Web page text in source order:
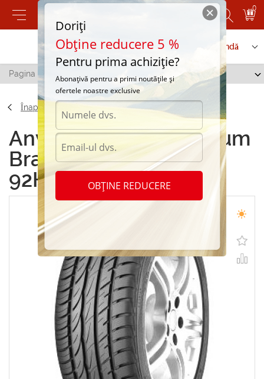
0
Contactați-ne Serviciu de comandă
Pagina principală Barum Bravuris 2 205/60 R16 92H
Înapoi
Anvelope de vara Barum
Bravuris 2 205/60 R16
92H
Doriți
Obține reducere 5 %
Pentru prima achiziție?
Abonațivă pentru a primi noutățile și
ofertele noastre exclusive
OBȚINE REDUCERE